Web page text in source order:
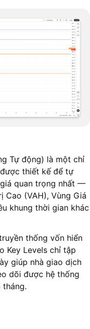
Tự động) là một chỉ
thiết kế để tự
quan trọng nhất —
Cao (VAH), Vùng Giá
khung thời gian khác
thống vốn hiển
Key Levels chỉ tập
giúp nhà giao dịch
dõi được hệ thống
tháng.